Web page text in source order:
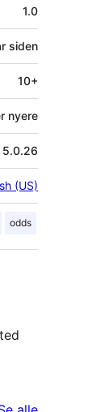
1.0
siden
10+
nyere
5.0.26
(US)
odds